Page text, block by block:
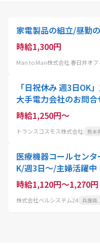
家電製品の組立/昼勤
時給1,300円
Man to Man株式会社 春日井オフ
「日祝休み 週3日OK
大手電力会社のお問
時給1,250円～
トランスコスモス株式会社 熊本
医療機器コールセン
K/週3日～/主婦活躍中
時給1,120円～1,270円
株式会社ベルシステム24 兵庫県